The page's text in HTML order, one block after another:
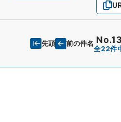
先頭 前の件名 No.13
全22件